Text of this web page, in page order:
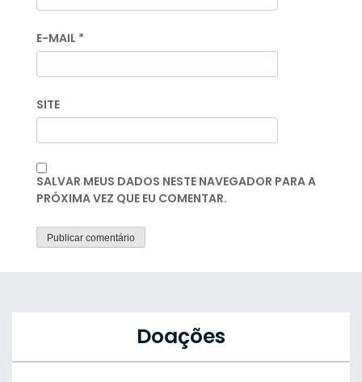
E-MAIL *
SITE
SALVAR MEUS DADOS NESTE NAVEGADOR PARA A
PRÓXIMA VEZ QUE EU COMENTAR.
Doações